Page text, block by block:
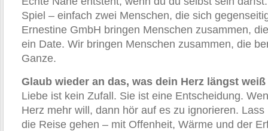
Spiel – einfach zwei Menschen, die sich
Ernestine GmbH bringen Menschen zusammen,
ein Date. Wir bringen Menschen zusammen, die
Ganze.
Glaub wieder an das, was dein Herz längst weiß
Liebe ist kein Zufall. Sie ist eine Entscheidung.
Herz mehr will, dann hör auf es zu ignorieren.
die Reise gehen – mit Offenheit, Wärme und der